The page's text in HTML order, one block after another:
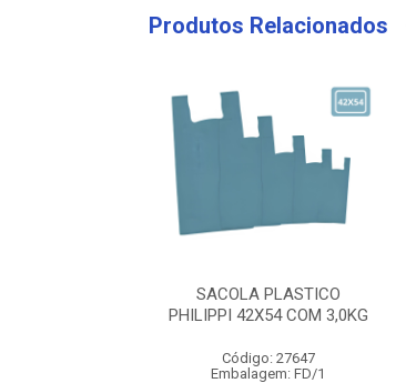
Produtos Relacionados
SACOLA PLASTICO
PHILIPPI 42X54 COM 3,0KG
Código: 27647
Embalagem: FD/1